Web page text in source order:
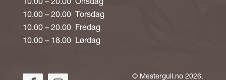
10.00 – 20.00 Onsdag
10.00 – 20.00 Torsdag
10.00 – 20.00 Fredag
10.00 – 18.00 Lørdag
© Mestergull.no 2026.